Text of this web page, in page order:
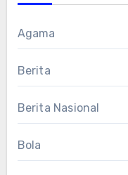
Agama
Berita
Berita Nasional
Bola